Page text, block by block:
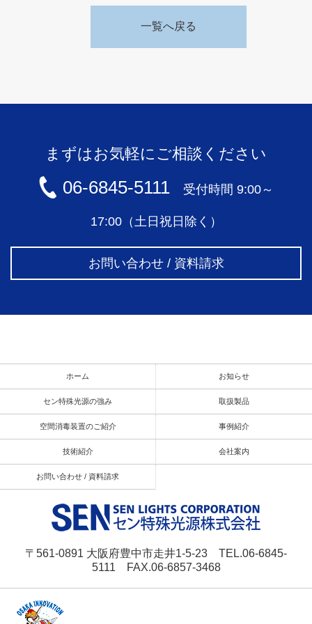
一覧へ戻る
まずはお気軽にご相談ください
06-6845-5111 受付時間 9:00～
17:00（土日祝日除く）
お問い合わせ / 資料請求
ホーム お知らせ
セン特殊光源の強み 取扱製品
空間消毒装置のご紹介 事例紹介
技術紹介 会社案内
お問い合わせ / 資料請求
〒561-0891 大阪府豊中市走井1-5-23 TEL.06-6845-
5111 FAX.06-6857-3468